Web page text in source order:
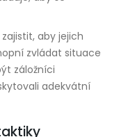
aby jejich
zvládat situace
záložníci
adekvátní